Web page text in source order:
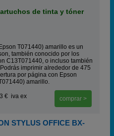
de tinta y tóner
T071440) amarillo es un
también conocido por los
C13T071440, o incluso también
imprimir alrededor de 475
por página con Epson
amarillo.
€ iva ex comprar >
STYLUS OFFICE BX-